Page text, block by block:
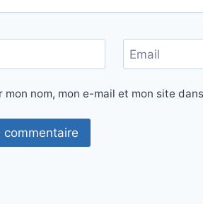
Email
mon nom, mon e-mail et mon site